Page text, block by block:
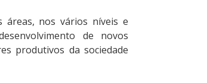
áreas, nos vários níveis e
de novos
produtivos da sociedade